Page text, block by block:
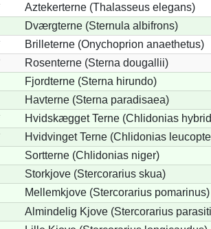
Aztekerterne (Thalasseus elegans)
Dværgterne (Sternula albifrons)
Brilleterne (Onychoprion anaethetus)
Rosenterne (Sterna dougallii)
Fjordterne (Sterna hirundo)
Havterne (Sterna paradisaea)
Hvidskægget Terne (Chlidonias
Hvidvinget Terne (Chlidonias
Sortterne (Chlidonias niger)
Storkjove (Stercorarius skua)
Mellemkjove (Stercorarius pomarinus)
Almindelig Kjove (Stercorarius